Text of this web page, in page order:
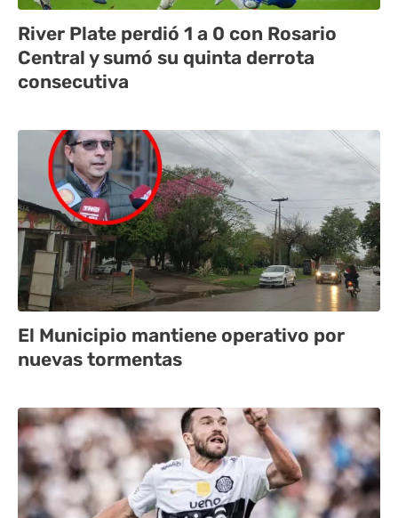
River Plate perdió 1 a 0 con Rosario
Central y sumó su quinta derrota
consecutiva
El Municipio mantiene operativo por
nuevas tormentas